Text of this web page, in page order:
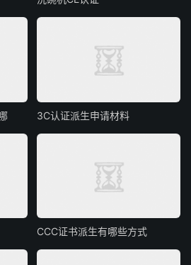
3C认证派生申请材料
CCC证书派生有哪些方式